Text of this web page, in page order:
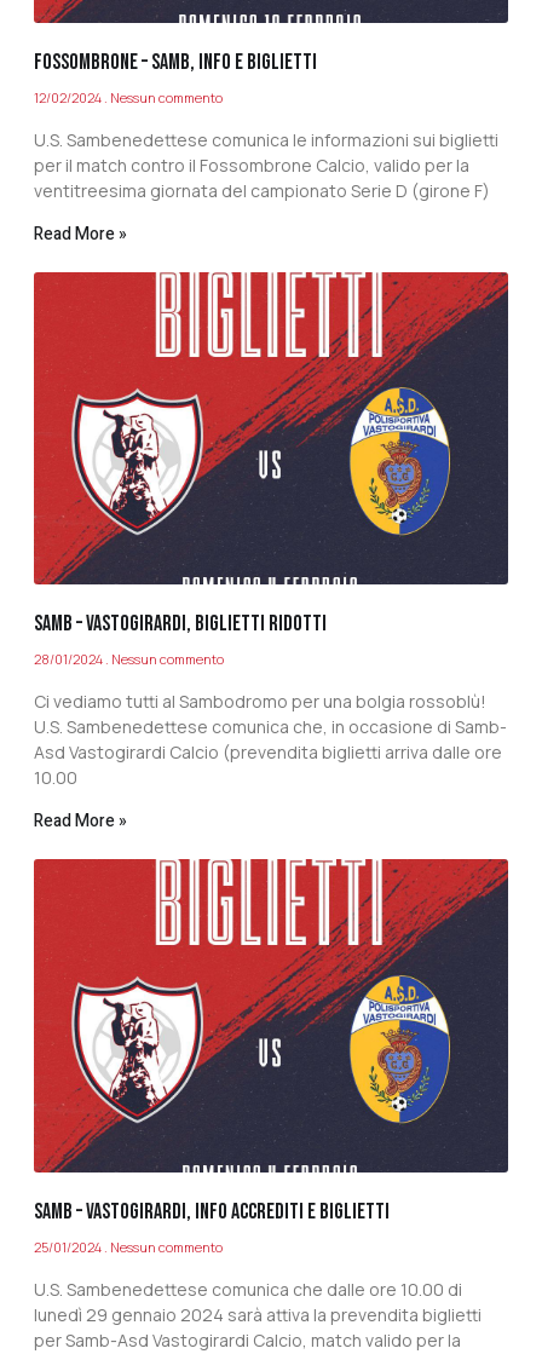
FOSSOMBRONE – SAMB, INFO E BIGLIETTI
12/02/2024 Nessun commento
U.S. Sambenedettese comunica le informazioni sui biglietti
per il match contro il Fossombrone Calcio, valido per la
ventitreesima giornata del campionato Serie D (girone F)
Read More »
SAMB – VASTOGIRARDI, BIGLIETTI RIDOTTI
28/01/2024 Nessun commento
Ci vediamo tutti al Sambodromo per una bolgia rossoblù!
U.S. Sambenedettese comunica che, in occasione di Samb-
Asd Vastogirardi Calcio (prevendita biglietti arriva dalle ore
10.00
Read More »
SAMB – VASTOGIRARDI, INFO ACCREDITI E BIGLIETTI
25/01/2024 Nessun commento
U.S. Sambenedettese comunica che dalle ore 10.00 di
lunedì 29 gennaio 2024 sarà attiva la prevendita biglietti
per Samb-Asd Vastogirardi Calcio, match valido per la